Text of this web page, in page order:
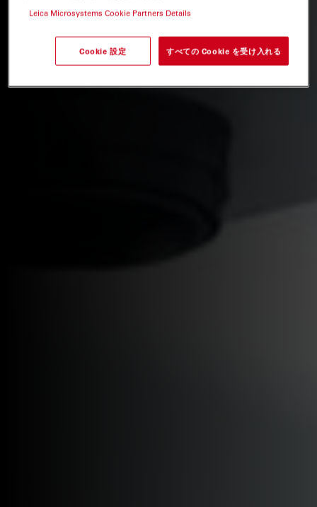
Leica Microsystems Cookie Partners Details
Cookie 設定 すべての Cookie を受け入れる